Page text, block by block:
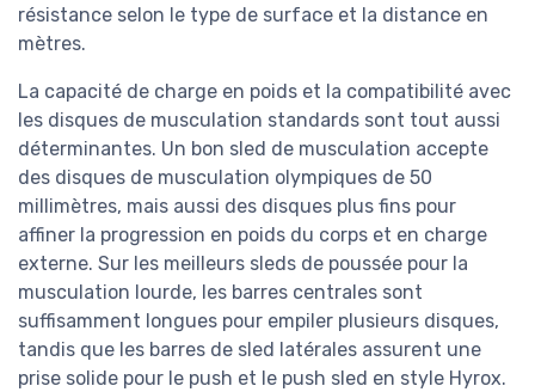
résistance selon le type de surface et la distance en
mètres.
La capacité de charge en poids et la compatibilité avec
les disques de musculation standards sont tout aussi
déterminantes. Un bon sled de musculation accepte
des disques de musculation olympiques de 50
millimètres, mais aussi des disques plus fins pour
affiner la progression en poids du corps et en charge
externe. Sur les meilleurs sleds de poussée pour la
musculation lourde, les barres centrales sont
suffisamment longues pour empiler plusieurs disques,
tandis que les barres de sled latérales assurent une
prise solide pour le push et le push sled en style Hyrox.